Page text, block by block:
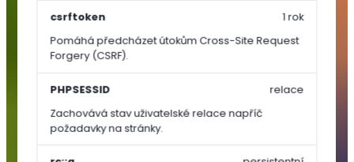
csrftoken
Pomáhá předcházet útokům Cross-Site Request
Forgery (CSRF).
1 rok
PHPSESSID
Zachovává stav uživatelské relace napříč
požadavky na stránky.
relace
SEMÍNKA
Rajčata